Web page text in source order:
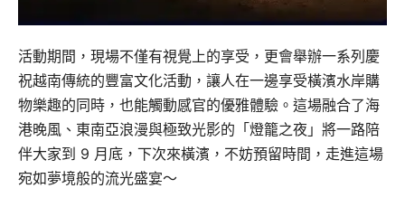
活動期間，現場不僅有視覺上的享受，更會舉辦一系列慶
祝越南傳統的豐富文化活動，讓人在一邊享受橫濱水岸購
物樂趣的同時，也能觸動感官的優雅體驗。這場融合了海
港晚風、東南亞浪漫與極致光影的「燈籠之夜」將一路陪
伴大家到 9 月底，下次來橫濱，不妨預留時間，走進這場
宛如夢境般的流光盛宴～